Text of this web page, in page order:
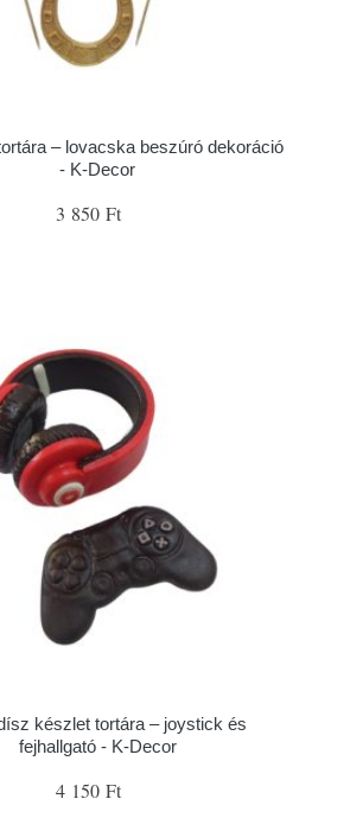
– lovacska beszúró dekoráció
- K-Decor
3 850 Ft
készlet tortára – joystick és
fejhallgató - K-Decor
4 150 Ft